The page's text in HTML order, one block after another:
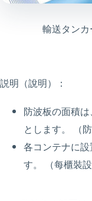
輸送タンカ
説明（說明）：
防波板の面積
とします。 （
各コンテナに
す。 （每櫃裝